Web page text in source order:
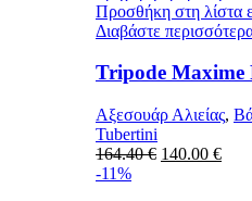
Προσθήκη στη λίστα
Διαβάστε
Tripode Maxime
Αξεσουάρ Αλιείας,
Tubertini
164.40€ Original
140.00 €Η
-11%